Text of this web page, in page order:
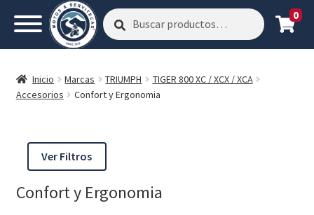
Buscar
por:
Buscar 0
Inicio Marcas TRIUMPH
TIGER 800 XC / XCX / XCA
Accesorios
Confort y Ergonomia
Ver Filtros
Confort y Ergonomia